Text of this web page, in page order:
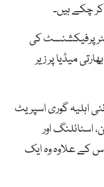
چکے ہیں۔
پرفیکشنسٹ کی
میڈیا پر زیر
اہلیہ گوری اسپریٹ
اسٹائلنگ اور
کے علاوہ وہ ایک